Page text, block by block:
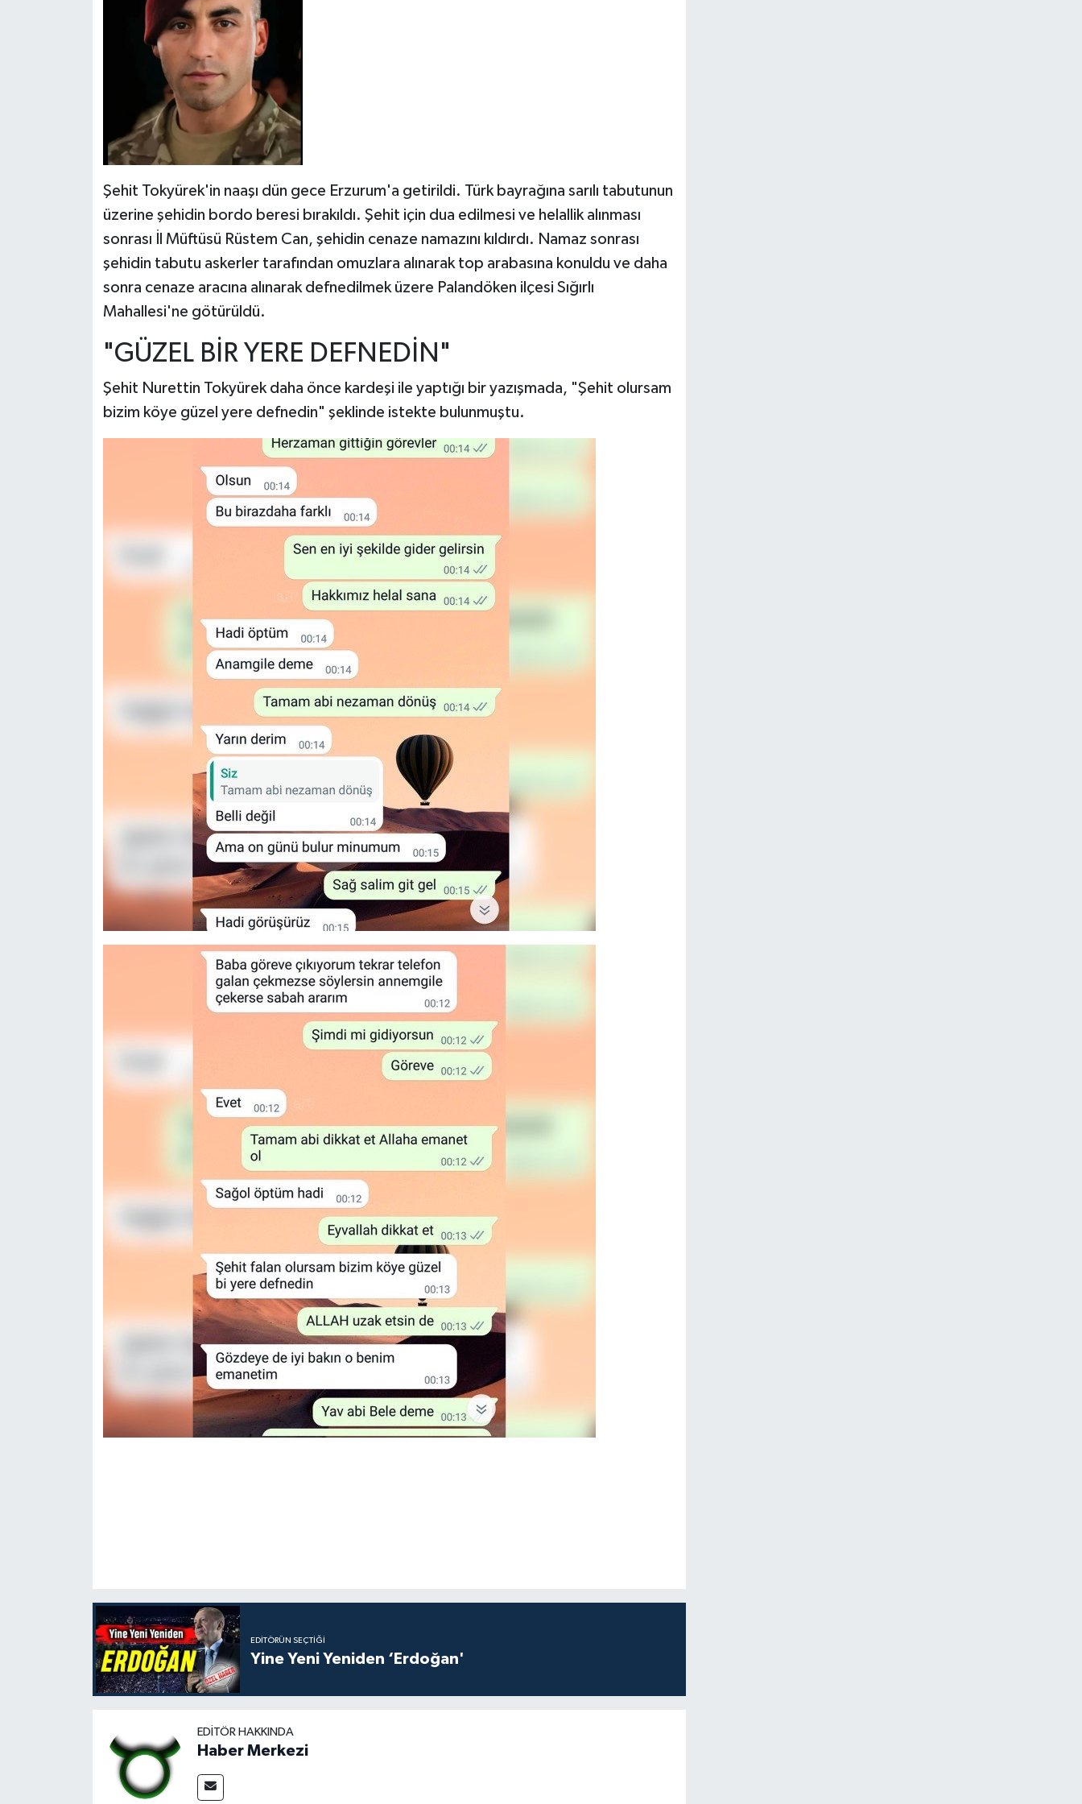
Şehit Tokyürek'in naaşı dün gece Erzurum'a getirildi. Türk bayrağına sarılı tabutunun
üzerine şehidin bordo beresi bırakıldı. Şehit için dua edilmesi ve helallik alınması
sonrası İl Müftüsü Rüstem Can, şehidin cenaze namazını kıldırdı. Namaz sonrası
şehidin tabutu askerler tarafından omuzlara alınarak top arabasına konuldu ve daha
sonra cenaze aracına alınarak defnedilmek üzere Palandöken ilçesi Sığırlı
Mahallesi'ne götürüldü.
"GÜZEL BİR YERE DEFNEDİN"
Şehit Nurettin Tokyürek daha önce kardeşi ile yaptığı bir yazışmada, "Şehit olursam
bizim köye güzel yere defnedin" şeklinde istekte bulunmuştu.
EDITÖRÜN SEÇTIĞI
Yine Yeni Yeniden ‘Erdoğan'
EDITÖR HAKKINDA
Haber Merkezi